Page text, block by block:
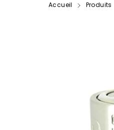
Accueil Produits